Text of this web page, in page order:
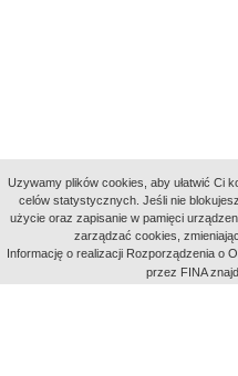
aktywności
Uzywamy plików cookies, aby ułatwić Ci
celów statystycznych. Jeśli nie
użycie oraz zapisanie w pamięci
zarządzać cookies,
Informację o realizacji Rozporządzenia o
przez FINA